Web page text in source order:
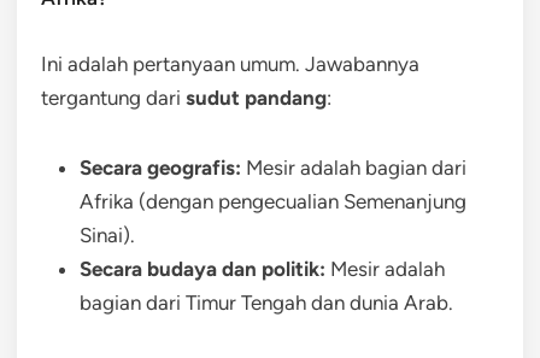
Ini adalah pertanyaan umum. Jawabannya
tergantung dari sudut pandang:
Secara geografis: Mesir adalah bagian dari
Afrika (dengan pengecualian Semenanjung
Sinai).
Secara budaya dan politik: Mesir adalah
bagian dari Timur Tengah dan dunia Arab.